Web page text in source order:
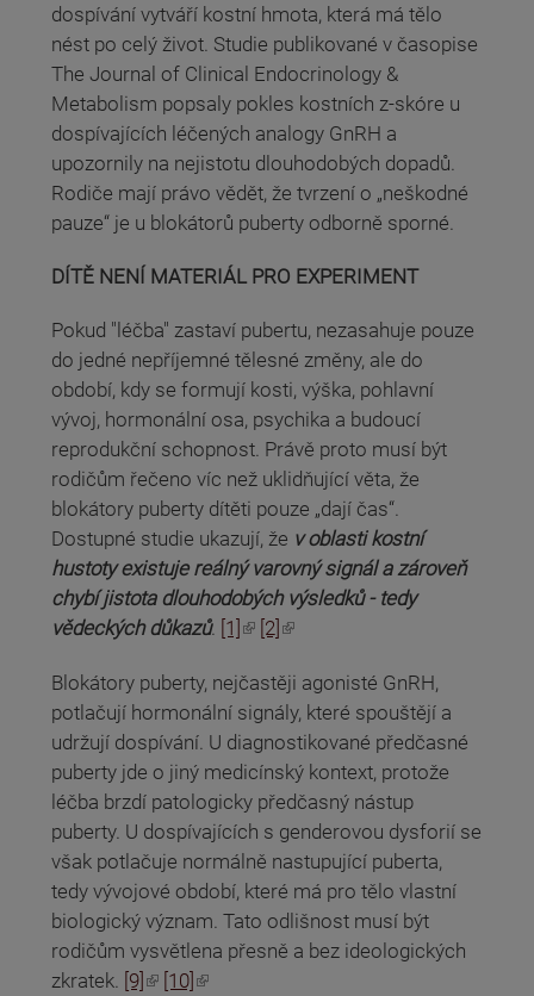
dospívání vytváří kostní hmota, která má tělo
nést po celý život. Studie publikované v časopise
The Journal of Clinical Endocrinology &
Metabolism popsaly pokles kostních z-skóre u
dospívajících léčených analogy GnRH a
upozornily na nejistotu dlouhodobých dopadů.
Rodiče mají právo vědět, že tvrzení o „neškodné
pauze“ je u blokátorů puberty odborně sporné.
DÍTĚ NENÍ MATERIÁL PRO EXPERIMENT
Pokud "léčba" zastaví pubertu, nezasahuje pouze
do jedné nepříjemné tělesné změny, ale do
období, kdy se formují kosti, výška, pohlavní
vývoj, hormonální osa, psychika a budoucí
reprodukční schopnost. Právě proto musí být
rodičům řečeno víc než uklidňující věta, že
blokátory puberty dítěti pouze „dají čas“.
Dostupné studie ukazují, že v oblasti kostní
hustoty existuje reálný varovný signál a zároveň
chybí jistota dlouhodobých výsledků - tedy
vědeckých důkazů. [1]
(odkaz je externí) [2]
(odkaz je externí)
Blokátory puberty, nejčastěji agonisté GnRH,
potlačují hormonální signály, které spouštějí a
udržují dospívání. U diagnostikované předčasné
puberty jde o jiný medicínský kontext, protože
léčba brzdí patologicky předčasný nástup
puberty. U dospívajících s genderovou dysforií se
však potlačuje normálně nastupující puberta,
tedy vývojové období, které má pro tělo vlastní
biologický význam. Tato odlišnost musí být
rodičům vysvětlena přesně a bez ideologických
zkratek. [9]
(odkaz je externí) [10]
(odkaz je externí)